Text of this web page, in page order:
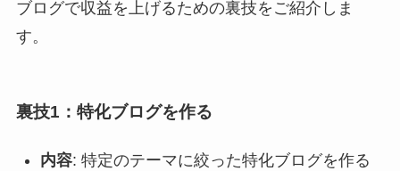
ブログで収益を上げるための裏技をご紹介しま
す。
裏技1：特化ブログを作る
内容: 特定のテーマに絞った特化ブログを作る